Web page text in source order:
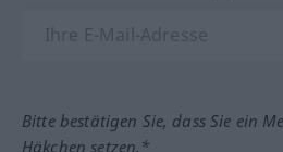
Bitte bestätigen Sie, dass Sie ein
Häkchen setzen.*